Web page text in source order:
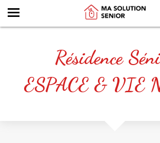
Résidence
ESPACE & VIE